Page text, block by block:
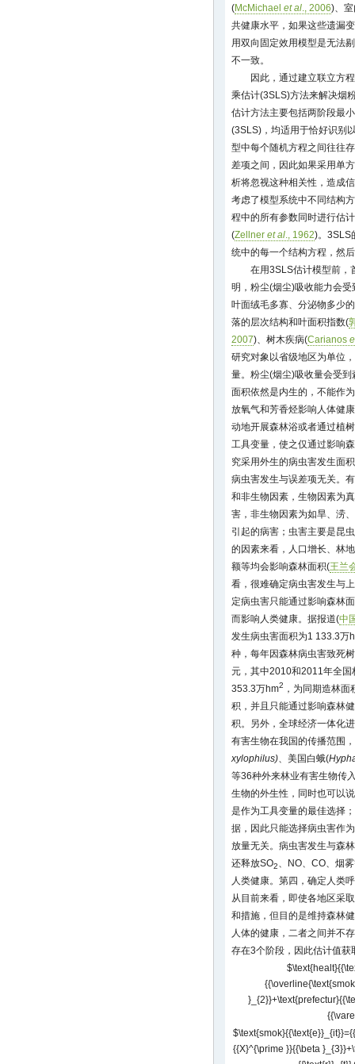
(McMichael et al., 2006)、
共健康水平，如果这些遗漏
用双向固定效用模型是无法
不一致。
因此，通过建立联立方
乘估计(3SLS)方法来解决烟
估计方法主要包括两阶段最
(3SLS)，均适用于恰好识别
型中每个随机方程之间往往
差项之间，因此如果采用单
析将忽视这种相关性，造成
考虑了模型系统中不同结构
程中的所有参数同时进行估
(Zellner et al., 1962)。3SLS
统中的每一个结构方程，然
在用3SLS估计模型前，
明，粉尘(烟尘)吸收能力会
叶面绒毛多寡、分泌物多少
落的层次结构和叶面积指数(
2007)、树木疾病(Carianos
研究对象以省级地区为单位
量。粉尘(烟尘)吸收量会受
面积依然是内生的，不能作
放氧气和芳香烃影响人体健
动地开展森林浴或者通过植
工具变量，使之仅通过影响
究采用外生的病虫害发生面
病虫害发生与误差项无关。
和非生物因素，生物因素为
害，非生物因素为如旱、涝
引起的病害；虫害主要是昆
的因素来看，人口增长、林
额等均会影响森林面积(王兰
看，很难确定病虫害发生与
定病虫害只能通过影响森林
而影响人类健康。据报道(中
发生病虫害面积为1 133.3万
种，每年因森林病虫害致死
元，其中2010和2011年全
353.3万hm2 ，为同期造林
积，并且只能通过影响森林
积。另外，全球经济一体化
有害生物在我国的传播范围
xylophilus)、美国白蛾(
等36种外来林业有害生物传
生物的外生性，同时也可以
是作为工具变量的最佳选择
据，因此只能选择病虫害作
放量无关。病虫害发生与森
还释放SO2、NO、CO、烟
人类健康。第四，确定人类
从目前来看，即使各地区采
和措施，但目的是维持森林
人体的健康，二者之间并不
存在3个阶段，因此估计值
{{X}^{\prime }}{{\beta